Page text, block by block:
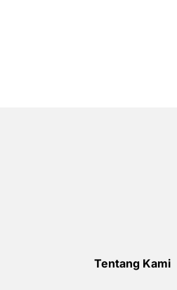
Tentang Kami